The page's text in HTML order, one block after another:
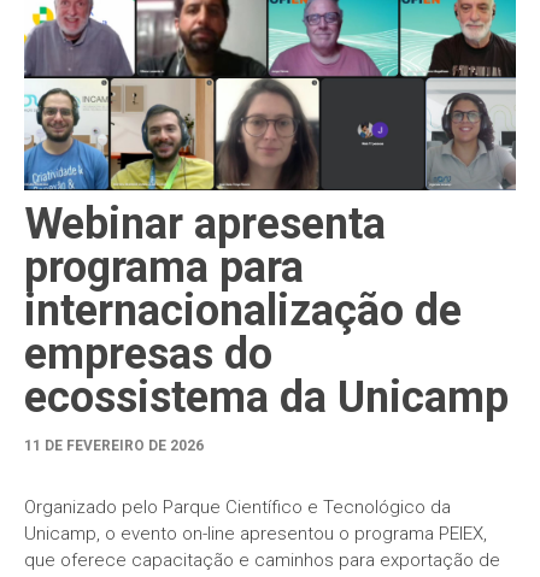
Webinar apresenta
programa para
internacionalização de
empresas do
ecossistema da Unicamp
11 DE FEVEREIRO DE 2026
Organizado pelo Parque Científico e Tecnológico da
Unicamp, o evento on-line apresentou o programa PEIEX,
que oferece capacitação e caminhos para exportação de